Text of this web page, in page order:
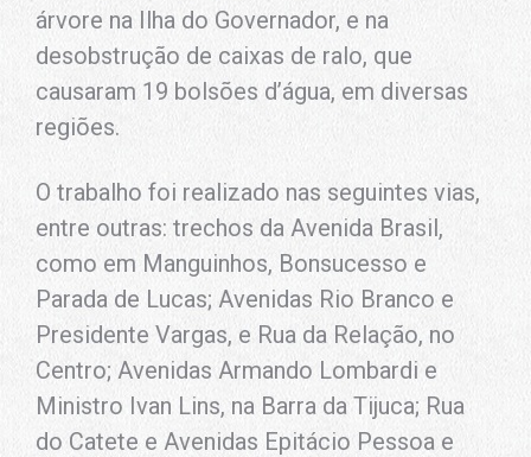
árvore na Ilha do Governador, e na
desobstrução de caixas de ralo, que
causaram 19 bolsões d’água, em diversas
regiões.
O trabalho foi realizado nas seguintes vias,
entre outras: trechos da Avenida Brasil,
como em Manguinhos, Bonsucesso e
Parada de Lucas; Avenidas Rio Branco e
Presidente Vargas, e Rua da Relação, no
Centro; Avenidas Armando Lombardi e
Ministro Ivan Lins, na Barra da Tijuca; Rua
do Catete e Avenidas Epitácio Pessoa e